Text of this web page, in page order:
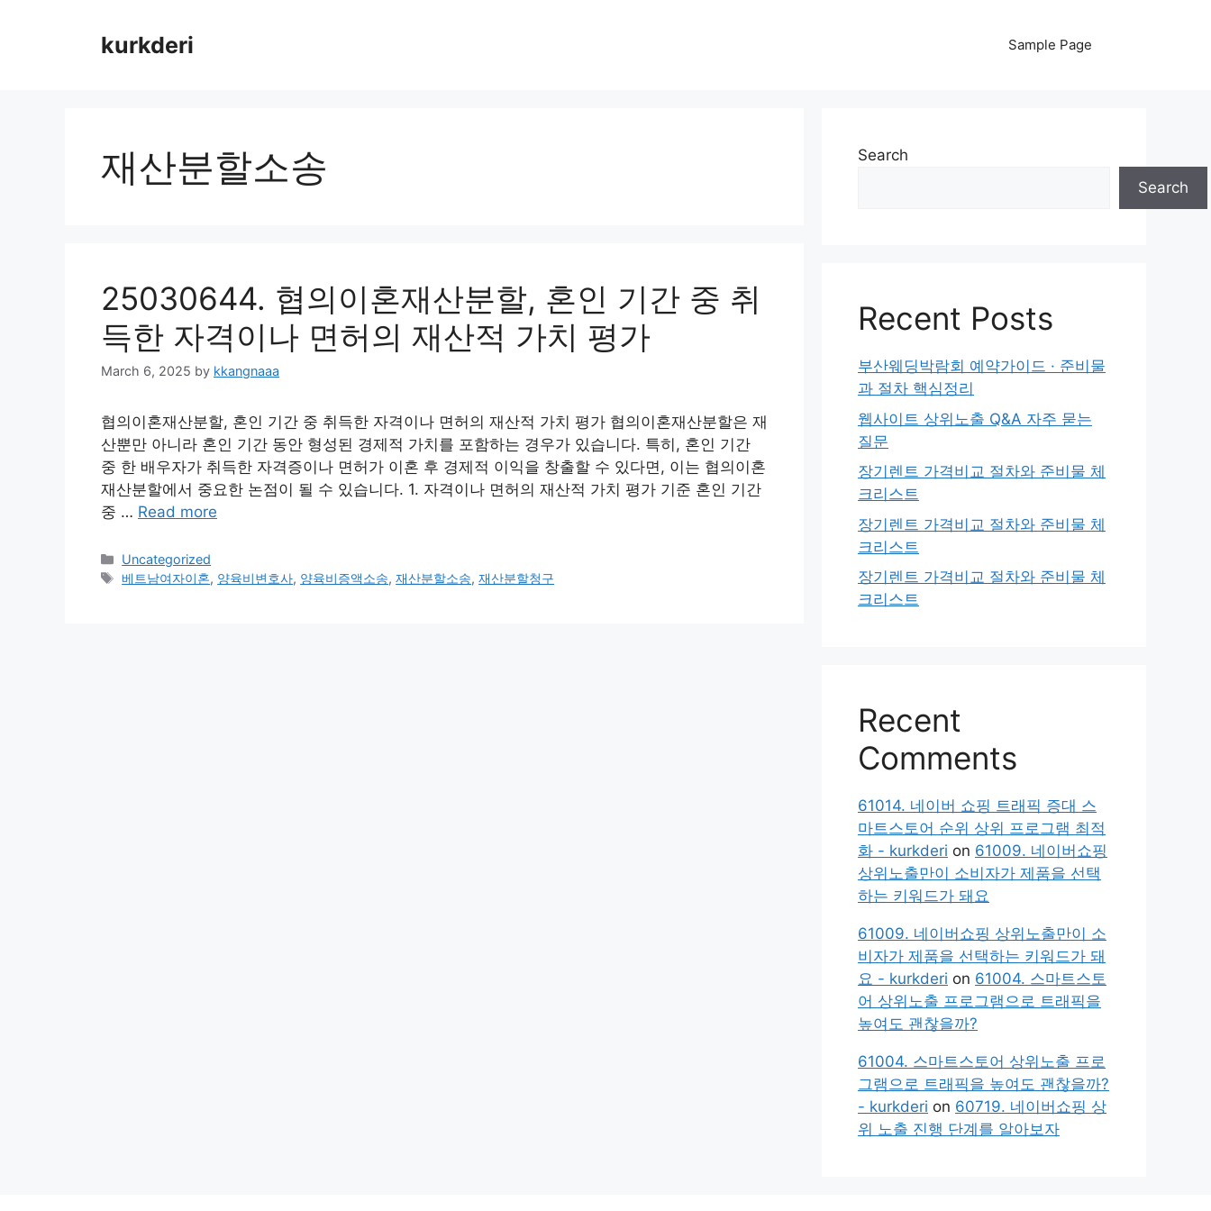
kurkderi Sample Page
재산분할소송
25030644. 협의이혼재산분할, 혼인 기간 중 취
득한 자격이나 면허의 재산적 가치 평가
March 6, 2025 by kkangnaaa
협의이혼재산분할, 혼인 기간 중 취득한 자격이나 면허의 재산적 가치 평가 협의이혼재산분할은 재
산뿐만 아니라 혼인 기간 동안 형성된 경제적 가치를 포함하는 경우가 있습니다. 특히, 혼인 기간
중 한 배우자가 취득한 자격증이나 면허가 이혼 후 경제적 이익을 창출할 수 있다면, 이는 협의이혼
재산분할에서 중요한 논점이 될 수 있습니다. 1. 자격이나 면허의 재산적 가치 평가 기준 혼인 기간
중 … Read more
Categories
Uncategorized
Tags
베트남여자이혼, 양육비변호사, 양육비증액소송,재산분할소송,재산분할청구
Search
Search
Recent Posts
부산웨딩박람회 예약가이드 · 준비물
과 절차 핵심정리
웹사이트 상위노출 Q&A 자주 묻는
질문
장기렌트 가격비교 절차와 준비물 체
크리스트
장기렌트 가격비교 절차와 준비물 체
크리스트
장기렌트 가격비교 절차와 준비물 체
크리스트
Recent
Comments
61014. 네이버 쇼핑 트래픽 증대 스
마트스토어 순위 상위 프로그램 최적
화 - kurkderi on 61009. 네이버쇼핑
상위노출만이 소비자가 제품을 선택
하는 키워드가 돼요
61009. 네이버쇼핑 상위노출만이 소
비자가 제품을 선택하는 키워드가 돼
요 - kurkderi on 61004. 스마트스토
어 상위노출 프로그램으로 트래픽을
높여도 괜찮을까?
61004. 스마트스토어 상위노출 프로
그램으로 트래픽을 높여도 괜찮을까?
- kurkderi on 60719. 네이버쇼핑 상
위 노출 진행 단계를 알아보자